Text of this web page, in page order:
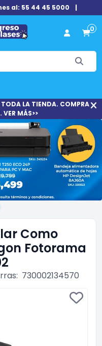
al: 55 44 45 5000 |
0
TODA LA TIENDA. COMPRA
MÁS>>
Como
Fotorama
730002134570